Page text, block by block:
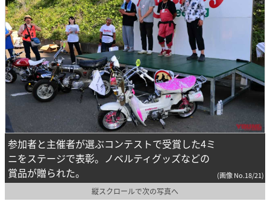
参加者と主催者が選ぶコンテストで受賞した4ミ
ニをステージで表彰。ノベルティグッズなどの
賞品が贈られた。
(画像 No.18/21)
縦スクロールで次の写真へ